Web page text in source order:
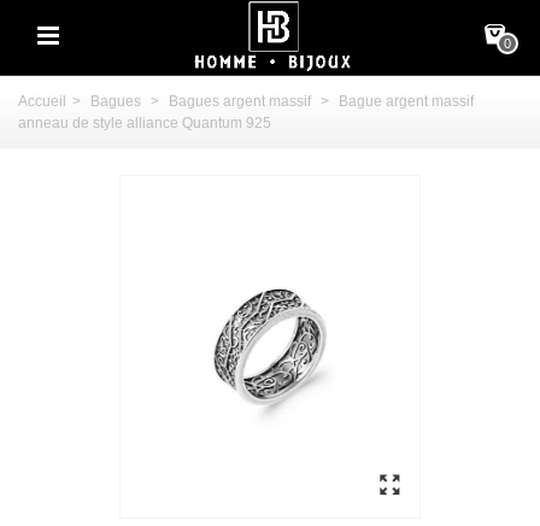
0
Accueil > Bagues > Bagues argent massif >
Bague argent massif
anneau de style alliance Quantum 925